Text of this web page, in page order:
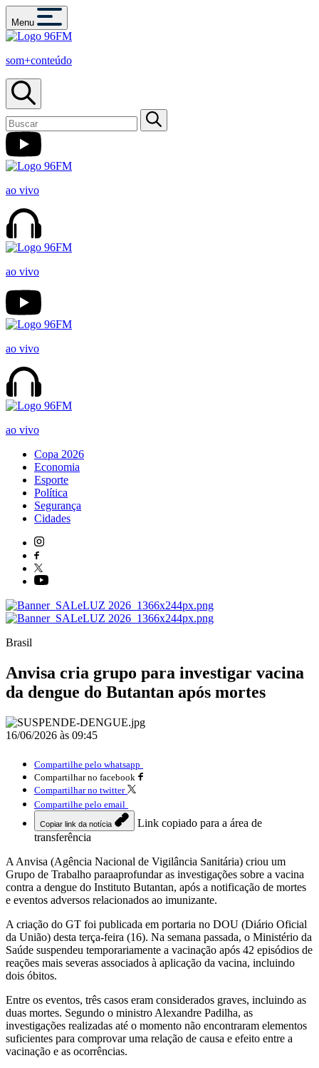
Menu
som+conteúdo
ao vivo
ao vivo
ao vivo
ao vivo
Copa 2026
Economia
Esporte
Política
Segurança
Cidades
Brasil
Anvisa cria grupo para investigar vacina
da dengue do Butantan após mortes
16/06/2026 às 09:45
Compartilhe pelo whatsapp
Compartilhar no facebook
Compartilhar no twitter
Compartilhe pelo email
Copiar link da notícia
Link copiado para a área de
transferência
A Anvisa (Agência Nacional de Vigilância Sanitária) criou um
Grupo de Trabalho paraaprofundar as investigações sobre a vacina
contra a dengue do Instituto Butantan, após a notificação de mortes
e eventos adversos relacionados ao imunizante.
A criação do GT foi publicada em portaria no DOU (Diário Oficial
da União) desta terça-feira (16). Na semana passada, o Ministério da
Saúde suspendeu temporariamente a vacinação após 42 episódios de
reações mais severas associados à aplicação da vacina, incluindo
dois óbitos.
Entre os eventos, três casos eram considerados graves, incluindo as
duas mortes. Segundo o ministro Alexandre Padilha, as
investigações realizadas até o momento não encontraram elementos
suficientes para comprovar uma relação de causa e efeito entre a
vacinação e as ocorrências.